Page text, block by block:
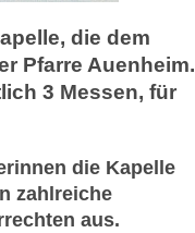
die dem
Pfarre Auenheim.
3 Messen, für
die Kapelle
zahlreiche
aus.